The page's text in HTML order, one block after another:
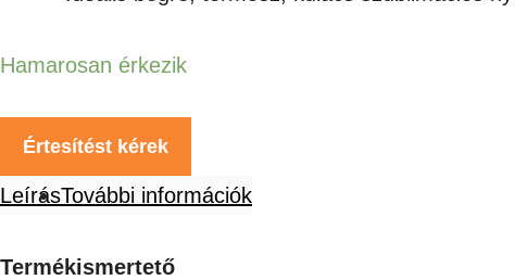
Hamarosan érkezik
Értesítést kérek
LeírásTovábbi információk
Termékismertető